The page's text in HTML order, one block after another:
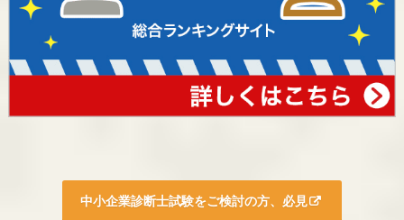
中小企業診断士試験をご検討の方、必見